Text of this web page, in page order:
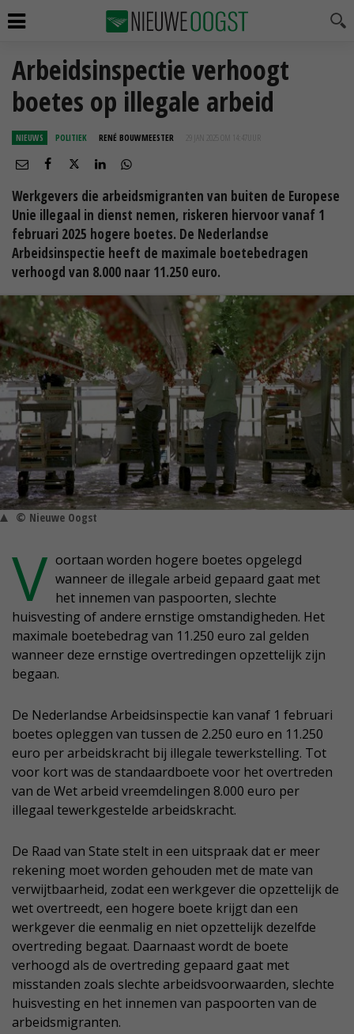
Arbeidsinspectie verhoogt
boetes op illegale arbeid
NIEUWS POLITIEK RENÉ BOUWMEESTER 29 JAN 2025 OM 14:47
Werkgevers die arbeidsmigranten van buiten de Europese
Unie illegaal in dienst nemen, riskeren hiervoor vanaf 1
februari 2025 hogere boetes. De Nederlandse
Arbeidsinspectie heeft de maximale boetebedragen
verhoogd van 8.000 naar 11.250 euro.
© Nieuwe Oogst
V oortaan worden hogere boetes opgelegd
wanneer de illegale arbeid gepaard gaat met
het innemen van paspoorten, slechte
huisvesting of andere ernstige omstandigheden. Het
maximale boetebedrag van 11.250 euro zal gelden
wanneer deze ernstige overtredingen opzettelijk zijn
begaan.
De Nederlandse Arbeidsinspectie kan vanaf 1 februari
boetes opleggen van tussen de 2.250 euro en 11.250
euro per arbeidskracht bij illegale tewerkstelling. Tot
voor kort was de standaardboete voor het overtreden
van de Wet arbeid vreemdelingen 8.000 euro per
illegaal tewerkgestelde arbeidskracht.
De Raad van State stelt in een uitspraak dat er meer
rekening moet worden gehouden met de mate van
verwijtbaarheid, zodat een werkgever die opzettelijk de
wet overtreedt, een hogere boete krijgt dan een
werkgever die eenmalig en niet opzettelijk dezelfde
overtreding begaat. Daarnaast wordt de boete
verhoogd als de overtreding gepaard gaat met
misstanden zoals slechte arbeidsvoorwaarden, slechte
huisvesting en het innemen van paspoorten van de
arbeidsmigranten.